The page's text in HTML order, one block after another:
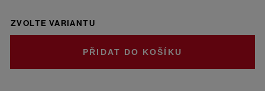
ZVOLTE VARIANTU
DO KOŠÍKU